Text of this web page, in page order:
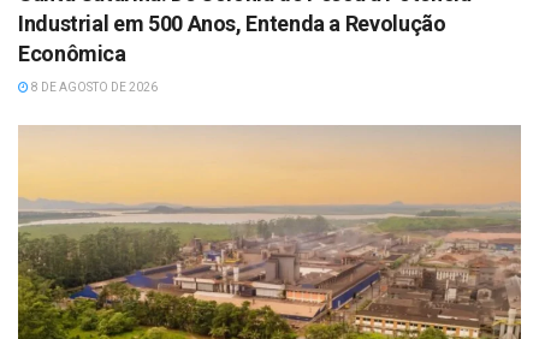
Industrial em 500 Anos, Entenda a Revolução
Econômica
8 DE AGOSTO DE 2026